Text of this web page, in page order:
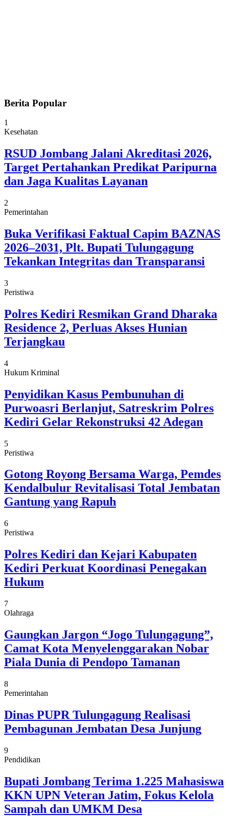
Berita Popular
1
Kesehatan
RSUD Jombang Jalani Akreditasi 2026,
Target Pertahankan Predikat Paripurna
dan Jaga Kualitas Layanan
2
Pemerintahan
Buka Verifikasi Faktual Capim BAZNAS
2026–2031, Plt. Bupati Tulungagung
Tekankan Integritas dan Transparansi
3
Peristiwa
Polres Kediri Resmikan Grand Dharaka
Residence 2, Perluas Akses Hunian
Terjangkau
4
Hukum Kriminal
Penyidikan Kasus Pembunuhan di
Purwoasri Berlanjut, Satreskrim Polres
Kediri Gelar Rekonstruksi 42 Adegan
5
Peristiwa
Gotong Royong Bersama Warga, Pemdes
Kendalbulur Revitalisasi Total Jembatan
Gantung yang Rapuh
6
Peristiwa
Polres Kediri dan Kejari Kabupaten
Kediri Perkuat Koordinasi Penegakan
Hukum
7
Olahraga
Gaungkan Jargon “Jogo Tulungagung”,
Camat Kota Menyelenggarakan Nobar
Piala Dunia di Pendopo Tamanan
8
Pemerintahan
Dinas PUPR Tulungagung Realisasi
Pembagunan Jembatan Desa Junjung
9
Pendidikan
Bupati Jombang Terima 1.225 Mahasiswa
KKN UPN Veteran Jatim, Fokus Kelola
Sampah dan UMKM Desa